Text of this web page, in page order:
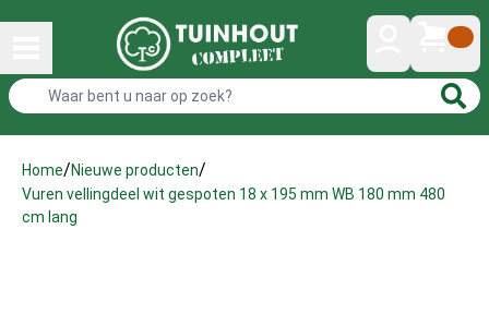
Home/Nieuwe producten/
Vuren vellingdeel wit gespoten 18 x 195 mm WB 180 mm 480
cm lang